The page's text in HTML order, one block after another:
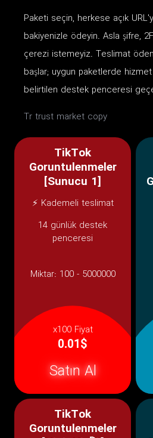
Paketi seçin, herkese açık URL'yi
bakiyenizle ödeyin. Asla şifre,
çerezi istemeyiz. Teslimat
başlar; uygun paketlerde hizmet
belirtilen destek penceresi
Tr trust market copy
TikTok
Goruntulenmeler
[Sunucu 1]
⚡ Kademeli teslimat
14 günlük destek
penceresi
Miktar: 100 - 5000000
x100 Fiyat
0.01$
Satın Al
TikTok
Goruntulenmeler